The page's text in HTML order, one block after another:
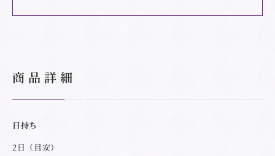
商品詳細
日持ち
2日（目安）